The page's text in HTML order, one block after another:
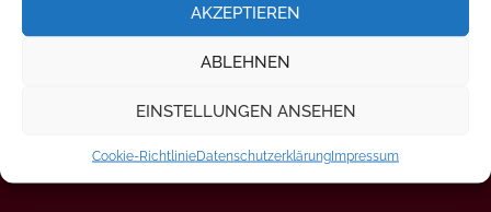
AKZEPTIEREN
ABLEHNEN
EINSTELLUNGEN ANSEHEN
Cookie-RichtlinieDatenschutzerklärungImpressum
Schreibe einen Kommentar
abzugeben.